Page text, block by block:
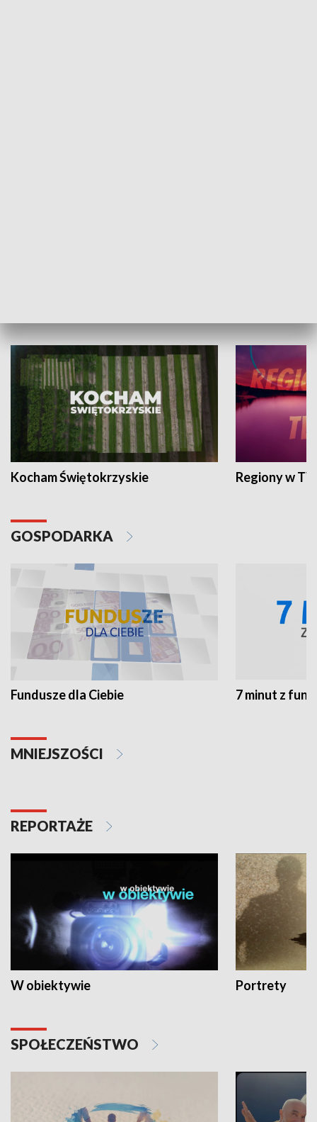
Kocham Świętokrzyskie Regiony w
GOSPODARKA
Fundusze dla Ciebie 7 minut z
MNIEJSZOŚCI
REPORTAŻE
W obiektywie Portrety
SPOŁECZEŃSTWO